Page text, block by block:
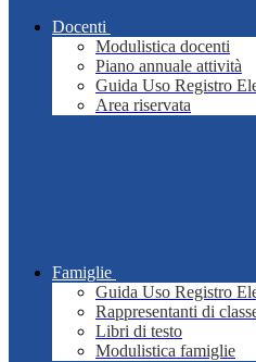
Docenti
Modulistica docenti
Piano annuale attività
Guida Uso Registro
Area riservata
Famiglie
Guida Uso Registro
Rappresentanti di
Libri di testo
Modulistica famiglie